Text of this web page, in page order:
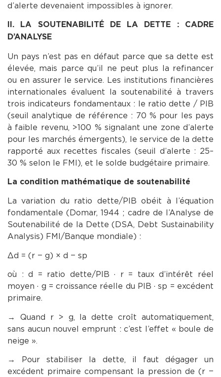
d’alerte devenaient impossibles à ignorer.
II. LA SOUTENABILITÉ DE LA DETTE : CADRE
D’ANALYSE
Un pays n’est pas en défaut parce que sa dette est
élevée, mais parce qu’il ne peut plus la refinancer
ou en assurer le service. Les institutions financières
internationales évaluent la soutenabilité à travers
trois indicateurs fondamentaux : le ratio dette / PIB
(seuil analytique de référence : 70 % pour les pays
à faible revenu, >100 % signalant une zone d’alerte
pour les marchés émergents), le service de la dette
rapporté aux recettes fiscales (seuil d’alerte : 25–
30 % selon le FMI), et le solde budgétaire primaire.
La condition mathématique de soutenabilité
La variation du ratio dette/PIB obéit à l’équation
fondamentale (Domar, 1944 ; cadre de l’Analyse de
Soutenabilité de la Dette (DSA, Debt Sustainability
Analysis) FMI/Banque mondiale) :
Δd = (r − g) × d − sp
où : d = ratio dette/PIB · r = taux d’intérêt réel
moyen · g = croissance réelle du PIB · sp = excédent
primaire.
→ Quand r > g, la dette croît automatiquement,
sans aucun nouvel emprunt : c’est l’effet « boule de
neige ».
→ Pour stabiliser la dette, il faut dégager un
excédent primaire compensant la pression de (r −